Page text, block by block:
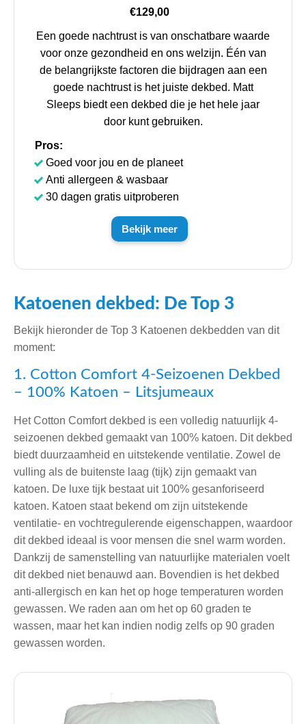
€129,00
Een goede nachtrust is van onschatbare waarde
voor onze gezondheid en ons welzijn. Één van
de belangrijkste factoren die bijdragen aan een
goede nachtrust is het juiste dekbed. Matt
Sleeps biedt een dekbed die je het hele jaar
door kunt gebruiken.
Pros:
Goed voor jou en de planeet
Anti allergeen & wasbaar
30 dagen gratis uitproberen
Bekijk meer
Katoenen dekbed: De Top 3
Bekijk hieronder de Top 3 Katoenen dekbedden van dit
moment:
1. Cotton Comfort 4-Seizoenen Dekbed
– 100% Katoen – Litsjumeaux
Het Cotton Comfort dekbed is een volledig natuurlijk 4-
seizoenen dekbed gemaakt van 100% katoen. Dit dekbed
biedt duurzaamheid en uitstekende ventilatie. Zowel de
vulling als de buitenste laag (tijk) zijn gemaakt van
katoen. De luxe tijk bestaat uit 100% gesanforiseerd
katoen. Katoen staat bekend om zijn uitstekende
ventilatie- en vochtregulerende eigenschappen, waardoor
dit dekbed ideaal is voor mensen die snel warm worden.
Dankzij de samenstelling van natuurlijke materialen voelt
dit dekbed niet benauwd aan. Bovendien is het dekbed
anti-allergisch en kan het op hoge temperaturen worden
gewassen. We raden aan om het op 60 graden te
wassen, maar het kan indien nodig zelfs op 90 graden
gewassen worden.